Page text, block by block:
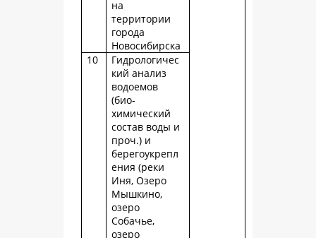
на
территории
города
Новосибирска
10
Гидрологичес
кий анализ
водоемов
(био-
химический
состав воды и
проч.) и
берегоукрепл
ения (реки
Иня, Озеро
Мышкино,
озеро
Собачье,
озеро